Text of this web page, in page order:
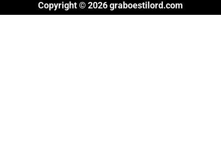
Copyright © 2026 graboestilord.com